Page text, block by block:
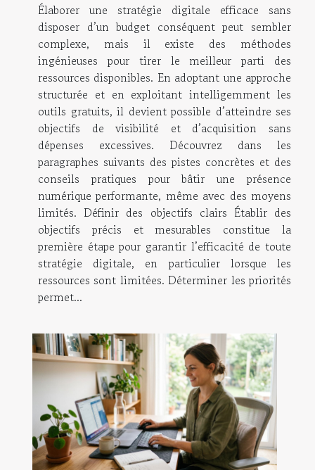
Élaborer une stratégie digitale efficace sans
disposer d’un budget conséquent peut sembler
complexe, mais il existe des méthodes
ingénieuses pour tirer le meilleur parti des
ressources disponibles. En adoptant une approche
structurée et en exploitant intelligemment les
outils gratuits, il devient possible d’atteindre ses
objectifs de visibilité et d’acquisition sans
dépenses excessives. Découvrez dans les
paragraphes suivants des pistes concrètes et des
conseils pratiques pour bâtir une présence
numérique performante, même avec des moyens
limités. Définir des objectifs clairs Établir des
objectifs précis et mesurables constitue la
première étape pour garantir l’efficacité de toute
stratégie digitale, en particulier lorsque les
ressources sont limitées. Déterminer les priorités
permet...